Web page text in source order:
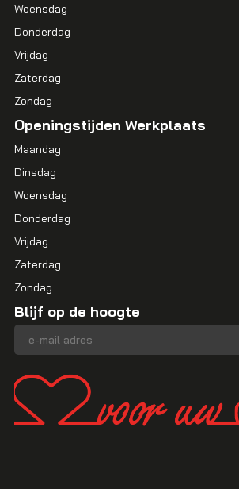
Woensdag
Donderdag
Vrijdag
Zaterdag
Zondag
Openingstijden Werkplaats
Maandag
Dinsdag
Woensdag
Donderdag
Vrijdag
Zaterdag
Zondag
Blijf op de hoogte
E-mailadres